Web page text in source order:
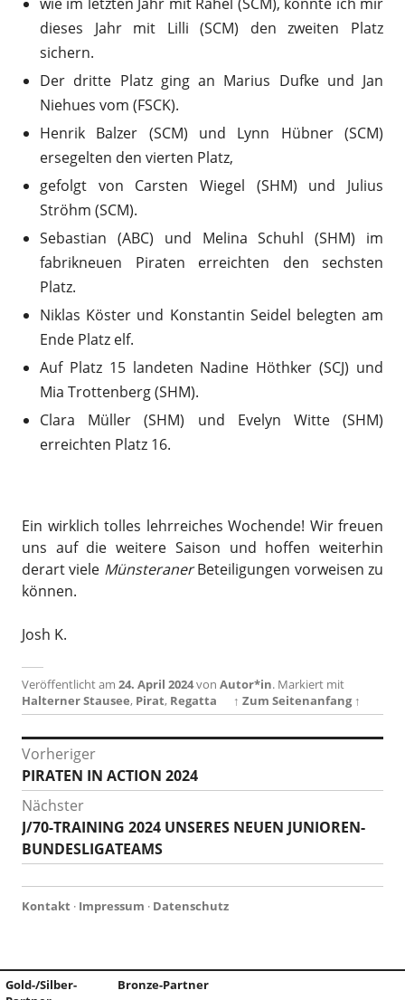
dieses Jahr mit Lilli (SCM) den zweiten Platz
sichern.
Der dritte Platz ging an Marius Dufke und Jan
Niehues vom (FSCK).
Henrik Balzer (SCM) und Lynn Hübner (SCM)
ersegelten den vierten Platz,
gefolgt von Carsten Wiegel (SHM) und Julius
Ströhm (SCM).
Sebastian (ABC) und Melina Schuhl (SHM) im
fabrikneuen Piraten erreichten den sechsten
Platz.
Niklas Köster und Konstantin Seidel belegten am
Ende Platz elf.
Auf Platz 15 landeten Nadine Höthker (SCJ) und
Mia Trottenberg (SHM).
Clara Müller (SHM) und Evelyn Witte (SHM)
erreichten Platz 16.
Ein wirklich tolles lehrreiches Wochende! Wir freuen
uns auf die weitere Saison und hoffen weiterhin
derart viele MünsteranerBeteiligungen vorweisen zu
können.
Josh K.
Veröffentlicht am 24. April 2024von Autor*in. Markiert mit
Halterner Stausee, Pirat, Regatta ↑ Zum Seitenanfang ↑
Beitragsnavigation
Vorheriger
Vorheriger
Beitrag:
PIRATEN IN ACTION 2024
Nächster
Nächster
Beitrag:
J/70-TRAINING 2024 UNSERES NEUEN JUNIOREN-
BUNDESLIGATEAMS
Gold-/Silber-
Bronze-Partner
Kontakt · Impressum · Datenschutz